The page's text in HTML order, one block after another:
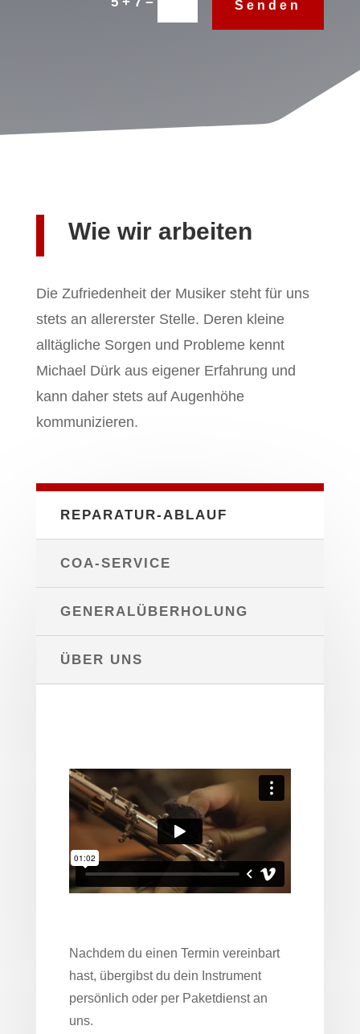
Senden
Wie wir arbeiten
Die Zufriedenheit der Musiker steht für uns
stets an allererster Stelle. Deren kleine
alltägliche Sorgen und Probleme kennt
Michael Dürk aus eigener Erfahrung und
kann daher stets auf Augenhöhe
kommunizieren.
REPARATUR-ABLAUF
COA-SERVICE
GENERALÜBERHOLUNG
ÜBER UNS
Nachdem du einen Termin vereinbart
hast, übergibst du dein Instrument
persönlich oder per Paketdienst an
uns.